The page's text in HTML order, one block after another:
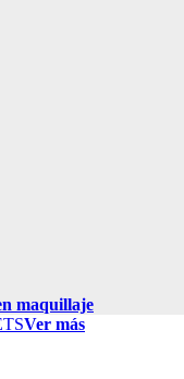
maquillaje
Ver más